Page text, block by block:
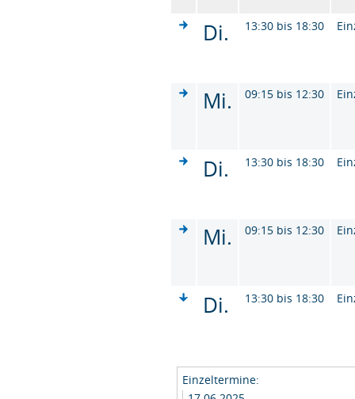
Di. 13:30 bis 18:30
Mi. 09:15 bis 12:30
Di. 13:30 bis 18:30
Mi. 09:15 bis 12:30
Di. 13:30 bis 18:30
Einzeltermine: